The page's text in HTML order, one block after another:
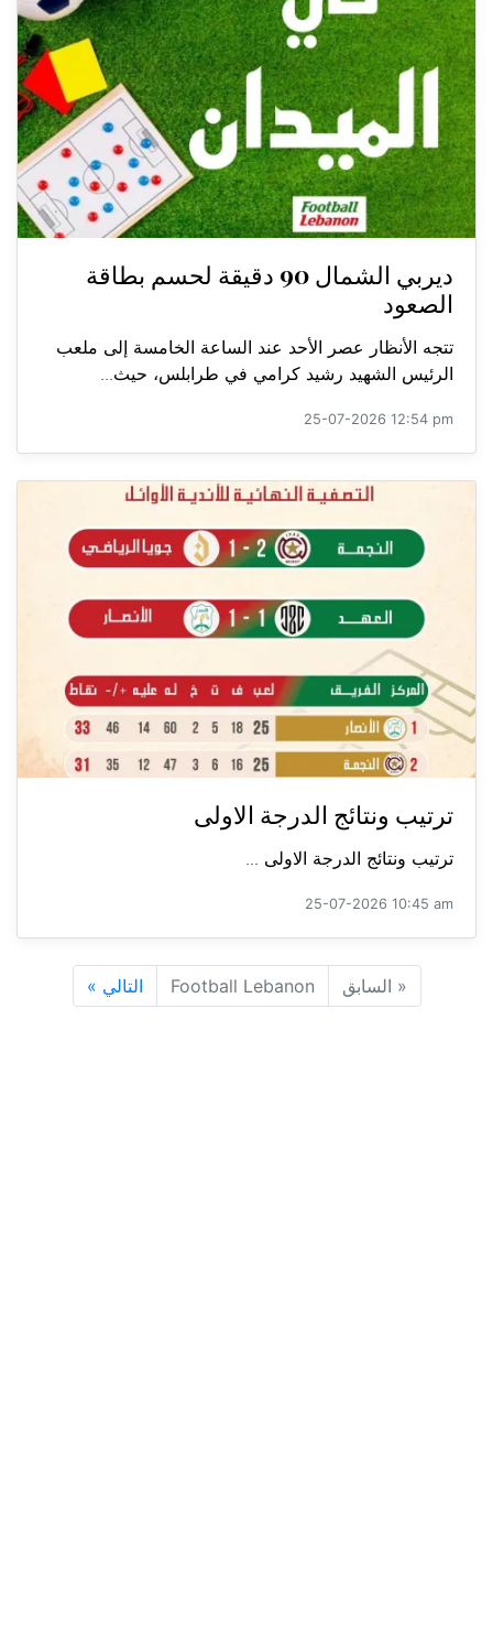
ديربي الشمال 90 دقيقة لحسم بطاقة
الصعود
تتجه الأنظار عصر الأحد عند الساعة الخامسة إلى ملعب
الرئيس الشهيد رشيد كرامي في طرابلس، حيث...
25-07-2026 12:54 pm
ترتيب ونتائج الدرجة الاولى
ترتيب ونتائج الدرجة الاولى ...
25-07-2026 10:45 am
« السابق Football Lebanon التالي »